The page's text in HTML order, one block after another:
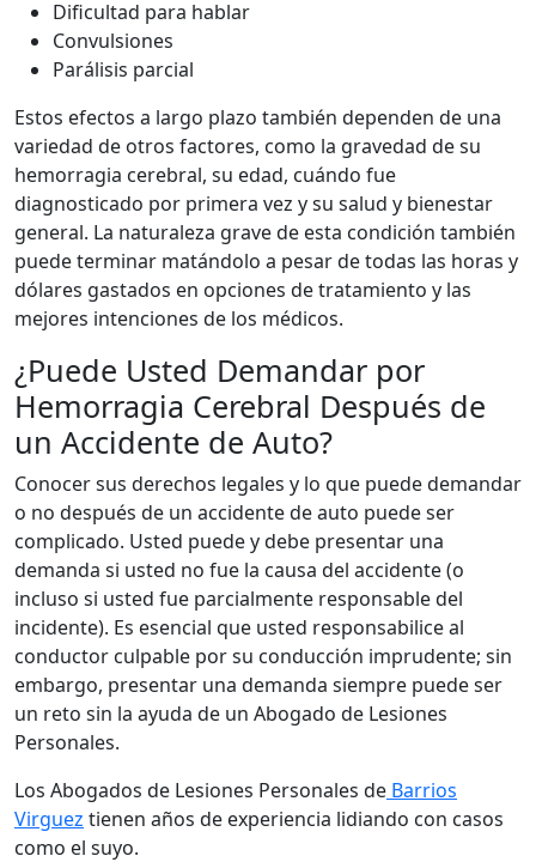
Dificultad para hablar
Convulsiones
Parálisis parcial
Estos efectos a largo plazo también dependen de una
variedad de otros factores, como la gravedad de su
hemorragia cerebral, su edad, cuándo fue
diagnosticado por primera vez y su salud y bienestar
general. La naturaleza grave de esta condición también
puede terminar matándolo a pesar de todas las horas y
dólares gastados en opciones de tratamiento y las
mejores intenciones de los médicos.
¿Puede Usted Demandar por
Hemorragia Cerebral Después de
un Accidente de Auto?
Conocer sus derechos legales y lo que puede demandar
o no después de un accidente de auto puede ser
complicado. Usted puede y debe presentar una
demanda si usted no fue la causa del accidente (o
incluso si usted fue parcialmente responsable del
incidente). Es esencial que usted responsabilice al
conductor culpable por su conducción imprudente; sin
embargo, presentar una demanda siempre puede ser
un reto sin la ayuda de un Abogado de Lesiones
Personales.
Los Abogados de Lesiones Personales de Barrios
Virguez tienen años de experiencia lidiando con casos
como el suyo.